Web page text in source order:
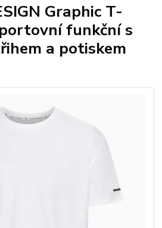
Graphic T-
funkční s
a potiskem